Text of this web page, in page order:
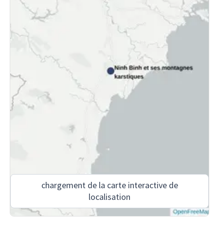
chargement de la carte interactive de
localisation